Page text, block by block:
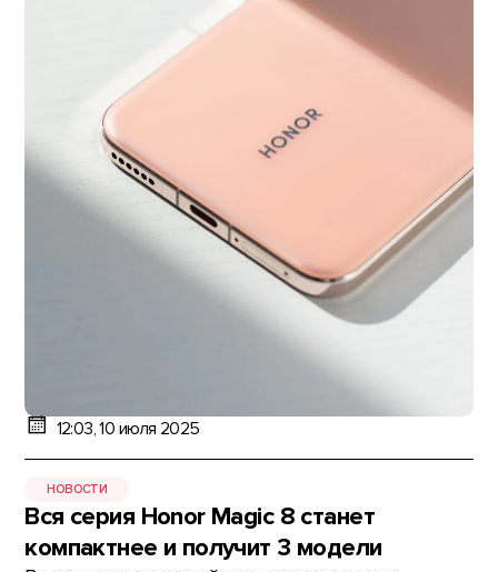
12:03, 10 июля 2025
НОВОСТИ
Вся серия Honor Magic 8 станет
компактнее и получит 3 модели